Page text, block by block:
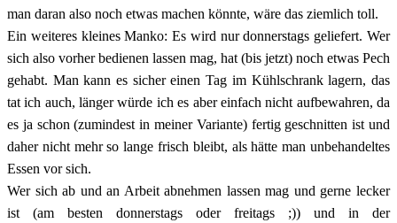
man daran also noch etwas machen könnte, wäre das ziemlich toll.
Ein weiteres kleines Manko: Es wird nur donnerstags geliefert. Wer
sich also vorher bedienen lassen mag, hat (bis jetzt) noch etwas Pech
gehabt. Man kann es sicher einen Tag im Kühlschrank lagern, das
tat ich auch, länger würde ich es aber einfach nicht aufbewahren, da
es ja schon (zumindest in meiner Variante) fertig geschnitten ist und
daher nicht mehr so lange frisch bleibt, als hätte man unbehandeltes
Essen vor sich.
Wer sich ab und an Arbeit abnehmen lassen mag und gerne lecker
ist (am besten donnerstags oder freitags ;)) und in der